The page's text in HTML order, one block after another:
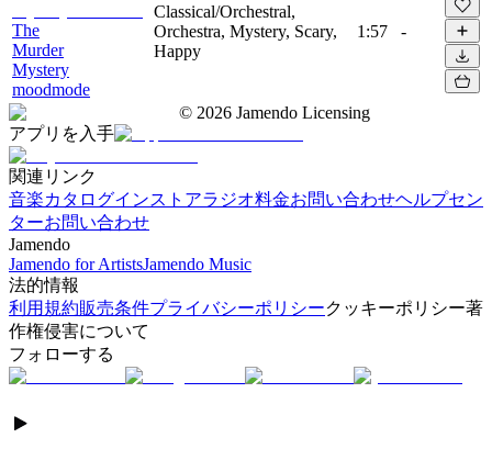
The
Murder
Mystery
moodmode
Classical/Orchestral,
Orchestra, Mystery, Scary,
Happy
1:57 -
© 2026 Jamendo Licensing
アプリを入手
関連リンク
音楽カタログインストアラジオ料金お問い合わせヘルプセン
ターお問い合わせ
Jamendo
Jamendo for ArtistsJamendo Music
法的情報
利用規約販売条件プライバシーポリシークッキーポリシー著
作権侵害について
フォローする